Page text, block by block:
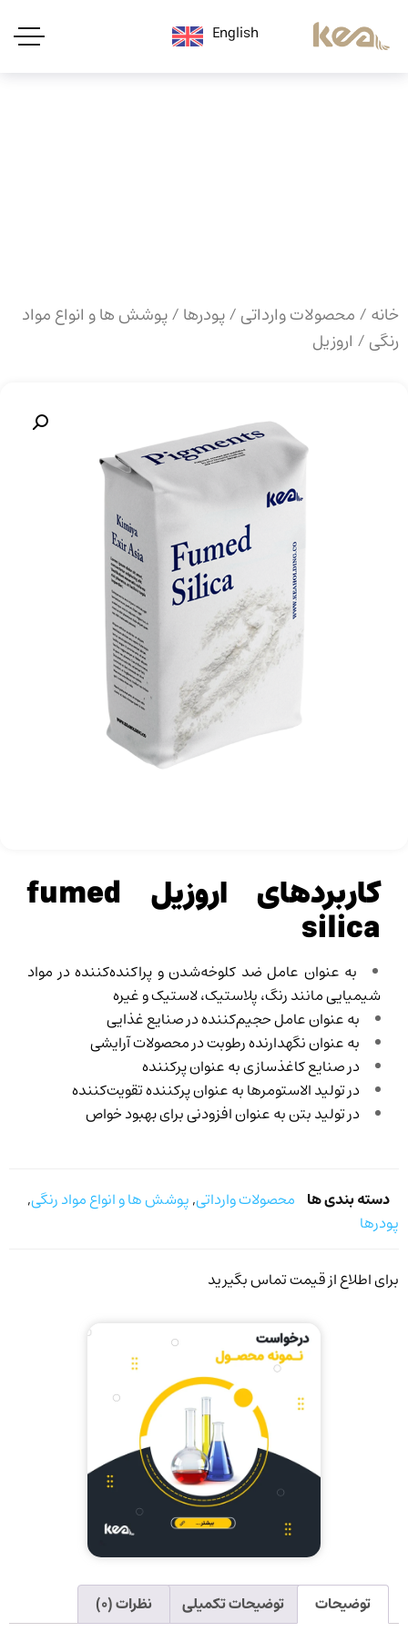
English
خانه/محصولات وارداتی/پودرها/پوشش ها و انواع مواد
رنگی/ اروزیل
کاربردهای اروزیل fumed
silica
به عنوان عامل ضد کلوخه‌شدن و پراکنده‌کننده در مواد
شیمیایی مانند رنگ، پلاستیک، لاستیک و غیره
به عنوان عامل حجیم‌کننده در صنایع غذایی
به عنوان نگهدارنده رطوبت در محصولات آرایشی
در صنایع کاغذسازی به عنوان پرکننده
در تولید الاستومرها به عنوان پرکننده تقویت‌کننده
در تولید بتن به عنوان افزودنی برای بهبود خواص
دسته بندی ها محصولات وارداتی,پوشش ها و انواع مواد رنگی,
پودرها
برای اطلاع از قیمت تماس بگیرید
توضیحات توضیحات تکمیلی نظرات (۰)